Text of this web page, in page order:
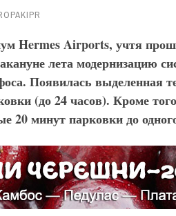
HermesAirports, учтя
лета модернизацию
Появилась выделенная
(до 24 часов). Кроме
20 минут парковки до